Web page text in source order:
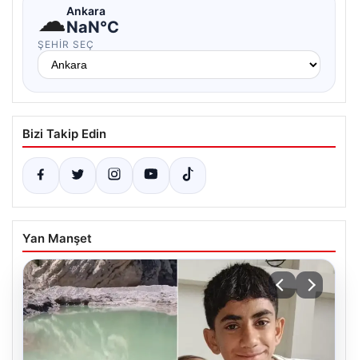
☁Ankara
NaN°C
ŞEHIR SEÇ
Bizi Takip Edin
Yan Manşet